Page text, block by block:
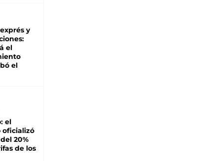
y
el
el
el
oficializó
20%
de los